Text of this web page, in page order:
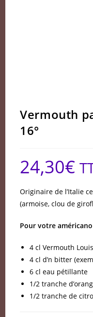
Vermouth
16°
24,30€
Originaire de l’Italie
(armoise, clou de
Pour votre
4 cl Vermouth
4 cl d’n bitter
6 cl eau pétillante
1/2 tranche
1/2 tranche de